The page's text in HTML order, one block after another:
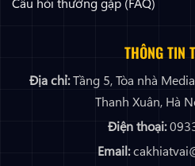
THÔNG TIN
Địa chỉ:Tầng 5, Tòa nhà
Thanh Xuân, Hà
Điện thoại:
Email: